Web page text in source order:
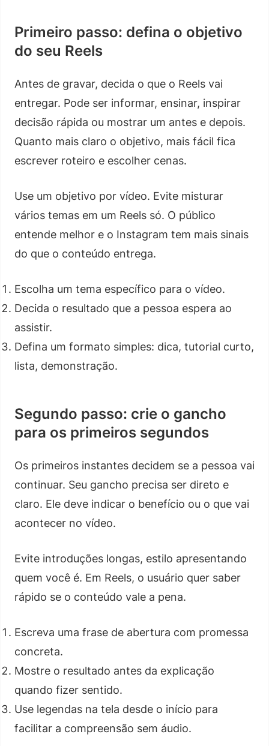
Primeiro passo: defina o objetivo
do seu Reels
Antes de gravar, decida o que o Reels vai
entregar. Pode ser informar, ensinar, inspirar
decisão rápida ou mostrar um antes e depois.
Quanto mais claro o objetivo, mais fácil fica
escrever roteiro e escolher cenas.
Use um objetivo por vídeo. Evite misturar
vários temas em um Reels só. O público
entende melhor e o Instagram tem mais sinais
do que o conteúdo entrega.
Escolha um tema específico para o vídeo.
Decida o resultado que a pessoa espera ao
assistir.
Defina um formato simples: dica, tutorial curto,
lista, demonstração.
Segundo passo: crie o gancho
para os primeiros segundos
Os primeiros instantes decidem se a pessoa vai
continuar. Seu gancho precisa ser direto e
claro. Ele deve indicar o benefício ou o que vai
acontecer no vídeo.
Evite introduções longas, estilo apresentando
quem você é. Em Reels, o usuário quer saber
rápido se o conteúdo vale a pena.
Escreva uma frase de abertura com promessa
concreta.
Mostre o resultado antes da explicação
quando fizer sentido.
Use legendas na tela desde o início para
facilitar a compreensão sem áudio.